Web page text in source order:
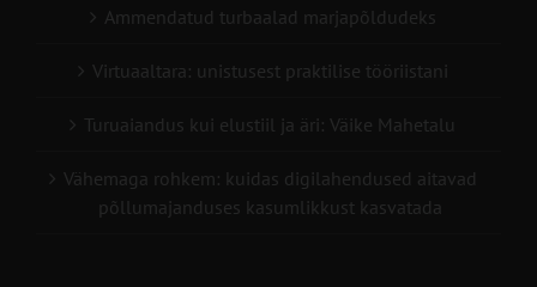
Ammendatud turbaalad marjapõldudeks
Virtuaaltara: unistusest praktilise tööriistani
Turuaiandus kui elustiil ja äri: Väike Mahetalu
Vähemaga rohkem: kuidas digilahendused aitavad
põllumajanduses kasumlikkust kasvatada